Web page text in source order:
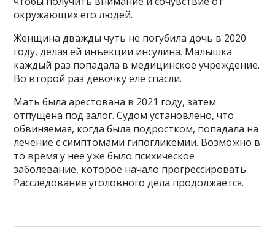
окружающих его людей.
Женщина дважды чуть не погубила дочь в 2020
году, делая ей инъекции инсулина. Малышка
каждый раз попадала в медицинское учреждение.
Во второй раз девочку еле спасли.
Мать была арестована в 2021 году, затем
отпущена под залог. Судом установлено, что
обвиняемая, когда была подростком, попадала на
лечение с симптомами гипогликемии. Возможно в
то время у нее уже было психическое
заболевание, которое начало прогрессировать.
Расследование уголовного дела продолжается.